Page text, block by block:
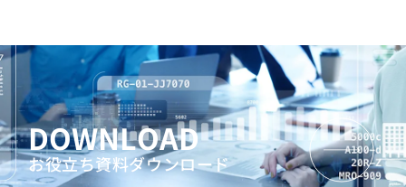
DOWNLOAD
お役立ち資料ダウンロード